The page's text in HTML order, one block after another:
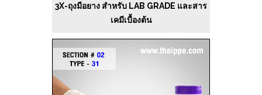
3X-ถุงมือยาง สำหรับ LAB GRADE และสาร
เคมีเบื้องต้น